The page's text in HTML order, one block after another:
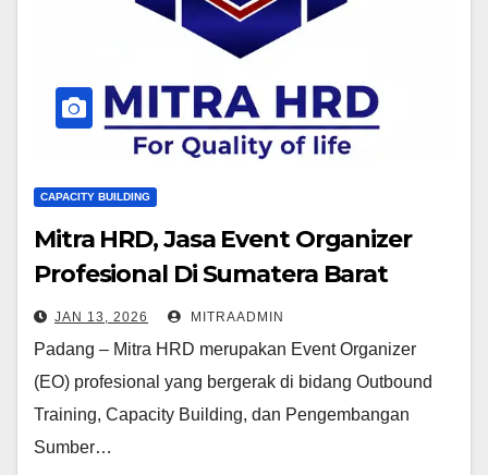
CAPACITY BUILDING
Mitra HRD, Jasa Event Organizer
Profesional Di Sumatera Barat
Penggerak Outbound Training
Berkualitas
JAN 13, 2026 MITRAADMIN
Padang – Mitra HRD merupakan Event Organizer
(EO) profesional yang bergerak di bidang Outbound
Training, Capacity Building, dan Pengembangan
Sumber…